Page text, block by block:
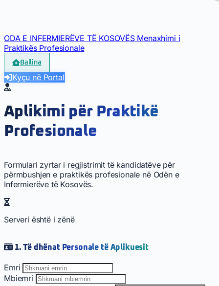
ODA E INFERMIERËVE TË KOSOVËS Menaxhimi i
Praktikës Profesionale
Ballina
Kyçu në Portal
Aplikimi për Praktikë
Profesionale
Formulari zyrtar i regjistrimit të kandidatëve për
përmbushjen e praktikës profesionale në Odën e
Infermierëve të Kosovës.
Serveri është i zënë
1. Të dhënat Personale të Aplikuesit
Emri
Mbiemri